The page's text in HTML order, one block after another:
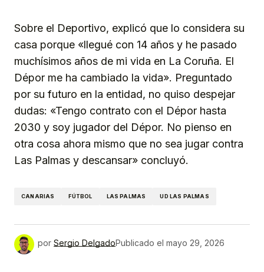
Sobre el Deportivo, explicó que lo considera su
casa porque «llegué con 14 años y he pasado
muchísimos años de mi vida en La Coruña. El
Dépor me ha cambiado la vida». Preguntado
por su futuro en la entidad, no quiso despejar
dudas: «Tengo contrato con el Dépor hasta
2030 y soy jugador del Dépor. No pienso en
otra cosa ahora mismo que no sea jugar contra
Las Palmas y descansar» concluyó.
CANARIAS FÚTBOL LAS PALMAS UD LAS PALMAS
por Sergio DelgadoPublicado el mayo 29, 2026